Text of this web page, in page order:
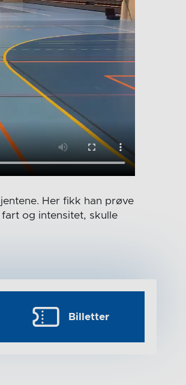
Her fikk han prøve
og intensitet, skulle
Billetter